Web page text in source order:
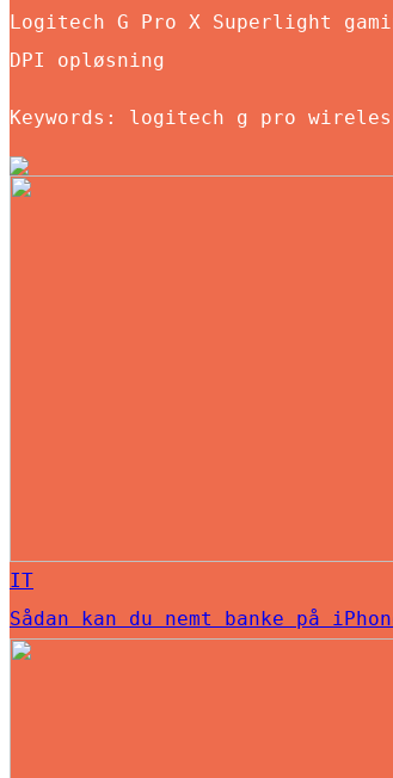
Logitech G Pro X Superlight
DPI opløsning
Keywords: logitech g pro
IT
Sådan kan du nemt banke på